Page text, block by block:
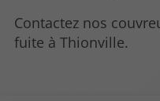
Contactez nos
fuite à Thionville.